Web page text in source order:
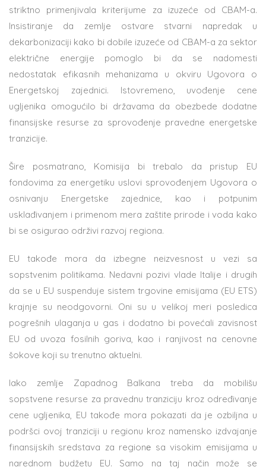
striktno primenjivala kriterijume za izuzeće od CBAM-a.
Insistiranje da zemlje ostvare stvarni napredak u
dekarbonizaciji kako bi dobile izuzeće od CBAM-a za sektor
električne energije pomoglo bi da se nadomesti
nedostatak efikasnih mehanizama u okviru Ugovora o
Energetskoj zajednici. Istovremeno, uvođenje cene
ugljenika omogućilo bi državama da obezbede dodatne
finansijske resurse za sprovođenje pravedne energetske
tranzicije.
Šire posmatrano, Komisija bi trebalo da pristup EU
fondovima za energetiku uslovi sprovođenjem Ugovora o
osnivanju Energetske zajednice, kao i potpunim
usklađivanjem i primenom mera zaštite prirode i voda kako
bi se osigurao održivi razvoj regiona.
EU takođe mora da izbegne neizvesnost u vezi sa
sopstvenim politikama. Nedavni pozivi vlade Italije i drugih
da se u EU suspenduje sistem trgovine emisijama (EU ETS)
krajnje su neodgovorni. Oni su u velikoj meri posledica
pogrešnih ulaganja u gas i dodatno bi povećali zavisnost
EU od uvoza fosilnih goriva, kao i ranjivost na cenovne
šokove koji su trenutno aktuelni.
Iako zemlje Zapadnog Balkana treba da mobilišu
sopstvene resurse za pravednu tranziciju kroz određivanje
cene ugljenika, EU takođe mora pokazati da je ozbiljna u
podršci ovoj tranziciji u regionu kroz namensko izdvajanje
finansijskih sredstava za regionе sa visokim emisijama u
narednom budžetu EU. Samo na taj način može se